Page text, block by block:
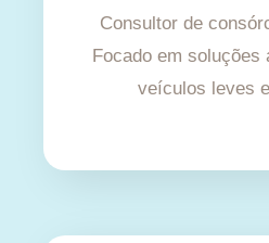
Consultor de
Focado em soluções
veículos leves